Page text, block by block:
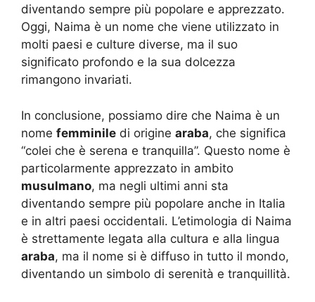
diventando sempre più popolare e apprezzato.
Oggi, Naima è un nome che viene utilizzato in
molti paesi e culture diverse, ma il suo
significato profondo e la sua dolcezza
rimangono invariati.
In conclusione, possiamo dire che Naima è un
nome femminile di origine araba, che significa
“colei che è serena e tranquilla”. Questo nome è
particolarmente apprezzato in ambito
musulmano, ma negli ultimi anni sta
diventando sempre più popolare anche in Italia
e in altri paesi occidentali. L’etimologia di Naima
è strettamente legata alla cultura e alla lingua
araba, ma il nome si è diffuso in tutto il mondo,
diventando un simbolo di serenità e tranquillità.